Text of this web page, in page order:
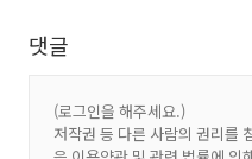
댓글